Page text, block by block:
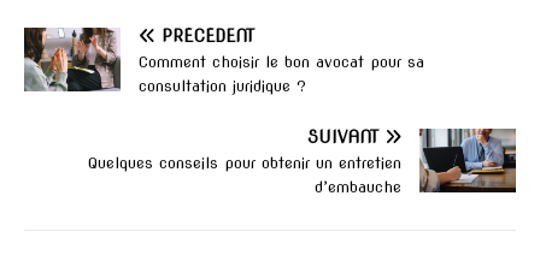
PRÉCÉDENT
Comment choisir le bon avocat pour sa
consultation juridique ?
SUIVANT
Quelques conseils pour obtenir un entretien
d’embauche